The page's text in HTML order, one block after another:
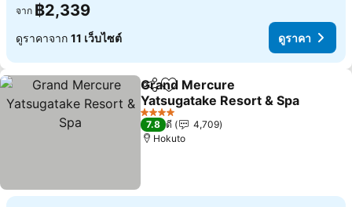
จาก ฿2,339
ดูราคาจาก 11 เว็บไซต์ ดูราคา
แชร์ เพิ่มในรายการโปรด
Grand Mercure
Yatsugatake Resort & Spa
4 ดาว
7.8 ดี
4,709
Hokuto